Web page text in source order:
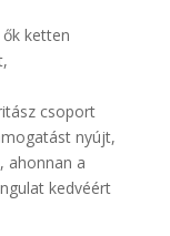
ketten
csoport
nyújt,
ahonnan a
kedvéért